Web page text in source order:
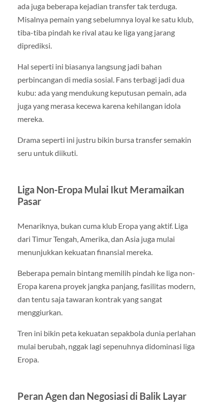
ada juga beberapa kejadian transfer tak terduga.
Misalnya pemain yang sebelumnya loyal ke satu klub,
tiba-tiba pindah ke rival atau ke liga yang jarang
diprediksi.
Hal seperti ini biasanya langsung jadi bahan
perbincangan di media sosial. Fans terbagi jadi dua
kubu: ada yang mendukung keputusan pemain, ada
juga yang merasa kecewa karena kehilangan idola
mereka.
Drama seperti ini justru bikin bursa transfer semakin
seru untuk diikuti.
Liga Non-Eropa Mulai Ikut Meramaikan
Pasar
Menariknya, bukan cuma klub Eropa yang aktif. Liga
dari Timur Tengah, Amerika, dan Asia juga mulai
menunjukkan kekuatan finansial mereka.
Beberapa pemain bintang memilih pindah ke liga non-
Eropa karena proyek jangka panjang, fasilitas modern,
dan tentu saja tawaran kontrak yang sangat
menggiurkan.
Tren ini bikin peta kekuatan sepakbola dunia perlahan
mulai berubah, nggak lagi sepenuhnya didominasi liga
Eropa.
Peran Agen dan Negosiasi di Balik Layar